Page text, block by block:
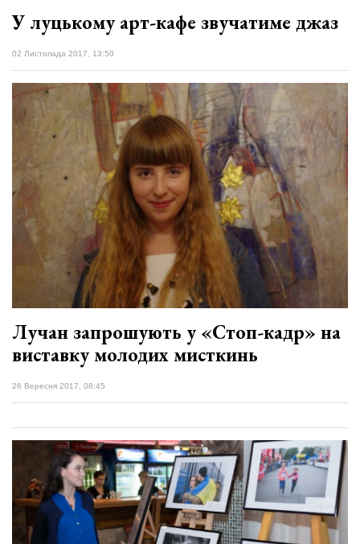
У луцькому арт-кафе звучатиме джаз
02 Листопада 2017, 13:50
Лучан запрошують у «Стоп-кадр» на
виставку молодих мисткинь
26 Вересня 2017, 08:45